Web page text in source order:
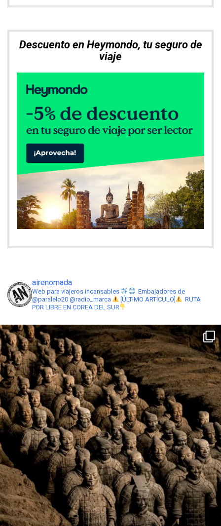
Descuento en Heymondo, tu seguro de
viaje
airenomada
Web para viajeros incansables
Embajadores de
@paralelo20 @radio_marca
[ÚLTIMO ARTÍCULO]
RUTA
POR LIBRE EN COREA DEL SUR